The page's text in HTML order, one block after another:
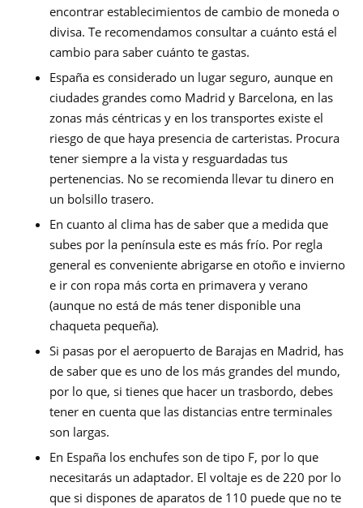
encontrar establecimientos de cambio de moneda o
divisa. Te recomendamos consultar a cuánto está el
cambio para saber cuánto te gastas.
España es considerado un lugar seguro, aunque en
ciudades grandes como Madrid y Barcelona, en las
zonas más céntricas y en los transportes existe el
riesgo de que haya presencia de carteristas. Procura
tener siempre a la vista y resguardadas tus
pertenencias. No se recomienda llevar tu dinero en
un bolsillo trasero.
En cuanto al clima has de saber que a medida que
subes por la península este es más frío. Por regla
general es conveniente abrigarse en otoño e invierno
e ir con ropa más corta en primavera y verano
(aunque no está de más tener disponible una
chaqueta pequeña).
Si pasas por el aeropuerto de Barajas en Madrid, has
de saber que es uno de los más grandes del mundo,
por lo que, si tienes que hacer un trasbordo, debes
tener en cuenta que las distancias entre terminales
son largas.
En España los enchufes son de tipo F, por lo que
necesitarás un adaptador. El voltaje es de 220 por lo
que si dispones de aparatos de 110 puede que no te